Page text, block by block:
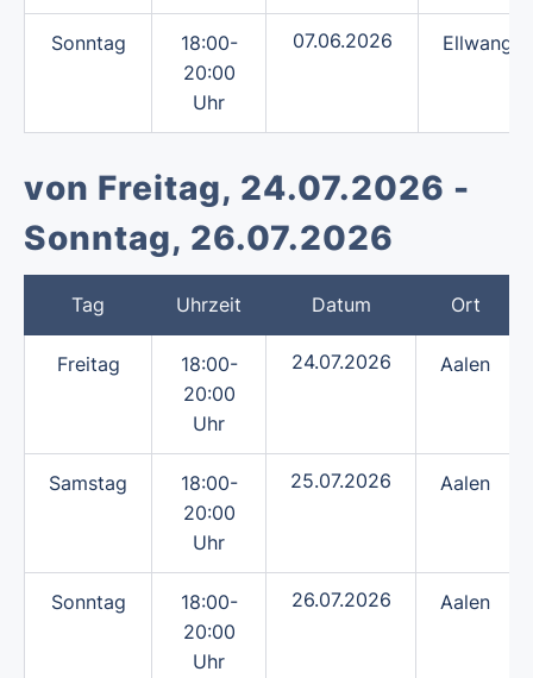
Sonntag
18:00-
20:00
Uhr
07.06.2026 Ellwangen
von Freitag, 24.07.2026 -
Sonntag, 26.07.2026
Tag Uhrzeit Datum Ort
Freitag
18:00-
20:00
Uhr
24.07.2026 Aalen
Samstag
18:00-
20:00
Uhr
25.07.2026 Aalen
Sonntag
18:00-
20:00
Uhr
26.07.2026 Aalen